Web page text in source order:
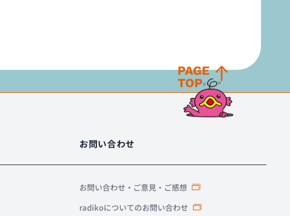
お問い合わせ
お問い合わせ・ご意見・ご感想
radikoについてのお問い合わせ